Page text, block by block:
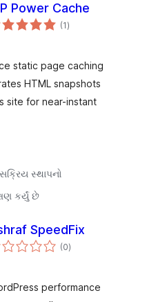
Power Cache
(1કુલ
રેટિંગ્સ
)
static page caching
HTML snapshots
site for near-instant
સ્થાપનો
કર્યું છે
SpeedFix
(0કુલ
રેટિંગ્સ
)
performance